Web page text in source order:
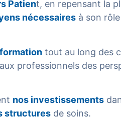
Patient, en repensant la
nécessaires à son
tout au long des
professionnels des
nos investissements
structures de soins.